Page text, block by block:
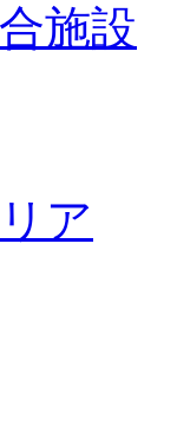
施設
ア